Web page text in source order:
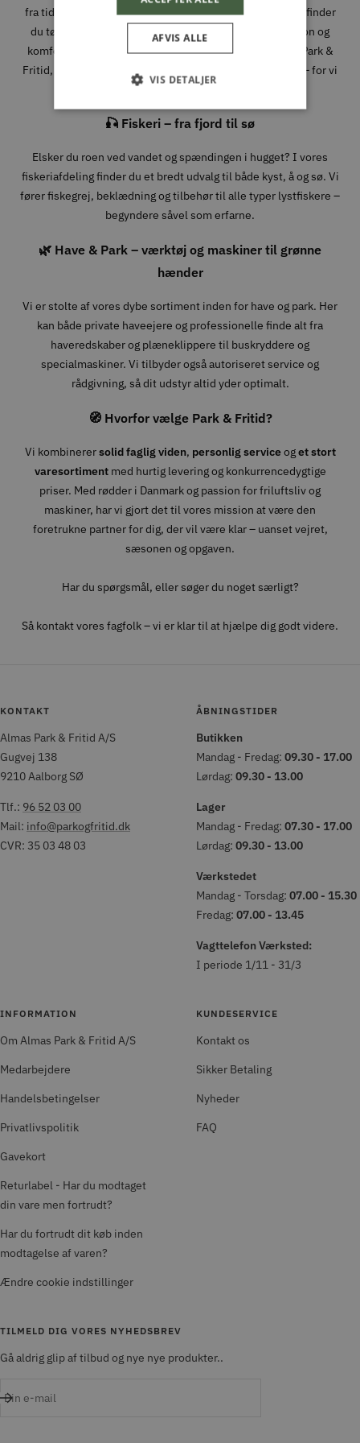
fra tidlige morgener i skoven til lange dage i fjeldet. Her finder
du tøj, sko og udstyr fra velkendte mærker, hvor funktion og
komfort går hånd i hånd. Når du handler jagtudstyr hos Park &
Fritid, handler du med folk, der forstår, hvad det kræver – for vi
bruger det selv.
🎣 Fiskeri – fra fjord til sø
Elsker du roen ved vandet og spændingen i hugget? I vores
fiskeriafdeling finder du et bredt udvalg til både kyst, å og sø. Vi
fører fiskegrej, beklædning og tilbehør til alle typer lystfiskere –
begyndere såvel som erfarne.
🌿 Have & Park – værktøj og maskiner til grønne
hænder
Vi er stolte af vores dybe sortiment inden for have og park. Her
kan både private haveejere og professionelle finde alt fra
haveredskaber og plæneklippere til buskryddere og
specialmaskiner. Vi tilbyder også autoriseret service og
rådgivning, så dit udstyr altid yder optimalt.
🧭 Hvorfor vælge Park & Fritid?
Vi kombinerersolid faglig viden, personlig serviceoget stort
varesortimentmed hurtig levering og konkurrencedygtige
priser. Med rødder i Danmark og passion for friluftsliv og
maskiner, har vi gjort det til vores mission at være den
foretrukne partner for dig, der vil være klar – uanset vejret,
sæsonen og opgaven.
Har du spørgsmål, eller søger du noget særligt?
Så kontakt vores fagfolk – vi er klar til at hjælpe dig godt videre.
KONTAKT
Almas Park & Fritid A/S
Gugvej 138
9210 Aalborg SØ
Tlf.: 96 52 03 00
Mail: info@parkogfritid.dk
CVR: 35 03 48 03
ÅBNINGSTIDER
Butikken
Mandag - Fredag: 09.30 - 17.00
Lørdag: 09.30 - 13.00
Lager
Mandag - Fredag: 07.30 - 17.00
Lørdag: 09.30 - 13.00
Værkstedet
Mandag - Torsdag: 07.00 - 15.30
Fredag: 07.00 - 13.45
Vagttelefon Værksted:
I periode 1/11 - 31/3
INFORMATION
Om Almas Park & Fritid A/S
Medarbejdere
Handelsbetingelser
Privatlivspolitik
Gavekort
Returlabel - Har du modtaget
din vare men fortrudt?
Har du fortrudt dit køb inden
modtagelse af varen?
Ændre cookie indstillinger
KUNDESERVICE
Kontakt os
Sikker Betaling
Nyheder
FAQ
TILMELD DIG VORES NYHEDSBREV
Gå aldrig glip af tilbud og nye nye produkter..
Din e-mail
AFVIS ALLE
VIS DETALJER